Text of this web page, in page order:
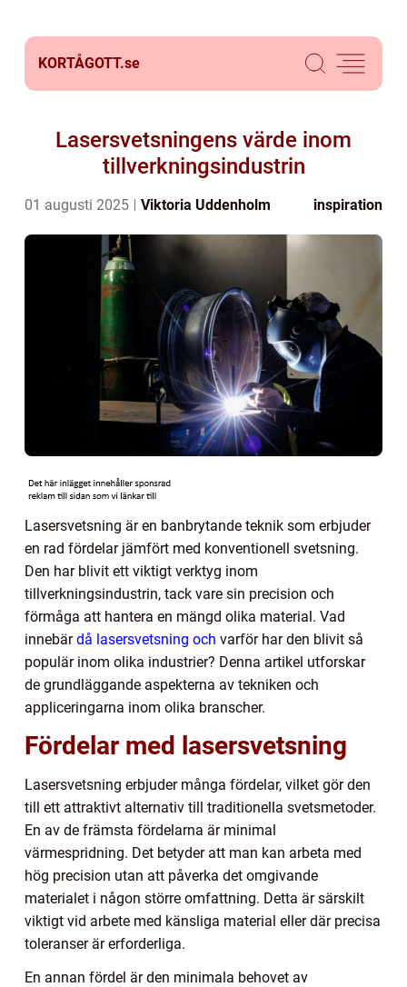
KORTÅGOTT.se
Lasersvetsningens värde inom
tillverkningsindustrin
01 augusti 2025 Viktoria Uddenholm inspiration
Lasersvetsning är en banbrytande teknik som erbjuder
en rad fördelar jämfört med konventionell svetsning.
Den har blivit ett viktigt verktyg inom
tillverkningsindustrin, tack vare sin precision och
förmåga att hantera en mängd olika material. Vad
innebärdå lasersvetsning och varför har den blivit så
populär inom olika industrier? Denna artikel utforskar
de grundläggande aspekterna av tekniken och
appliceringarna inom olika branscher.
Fördelar med lasersvetsning
Lasersvetsning erbjuder många fördelar, vilket gör den
till ett attraktivt alternativ till traditionella svetsmetoder.
En av de främsta fördelarna är minimal
värmespridning. Det betyder att man kan arbeta med
hög precision utan att påverka det omgivande
materialet i någon större omfattning. Detta är särskilt
viktigt vid arbete med känsliga material eller där precisa
toleranser är erforderliga.
En annan fördel är den minimala behovet av